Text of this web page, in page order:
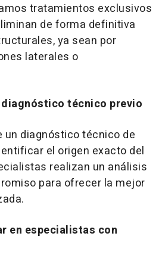
tratamientos exclusivos
de forma definitiva
ya sean por
laterales o
técnico previo
un diagnóstico técnico de
el origen exacto del
realizan un análisis
para ofrecer la mejor
en especialistas con